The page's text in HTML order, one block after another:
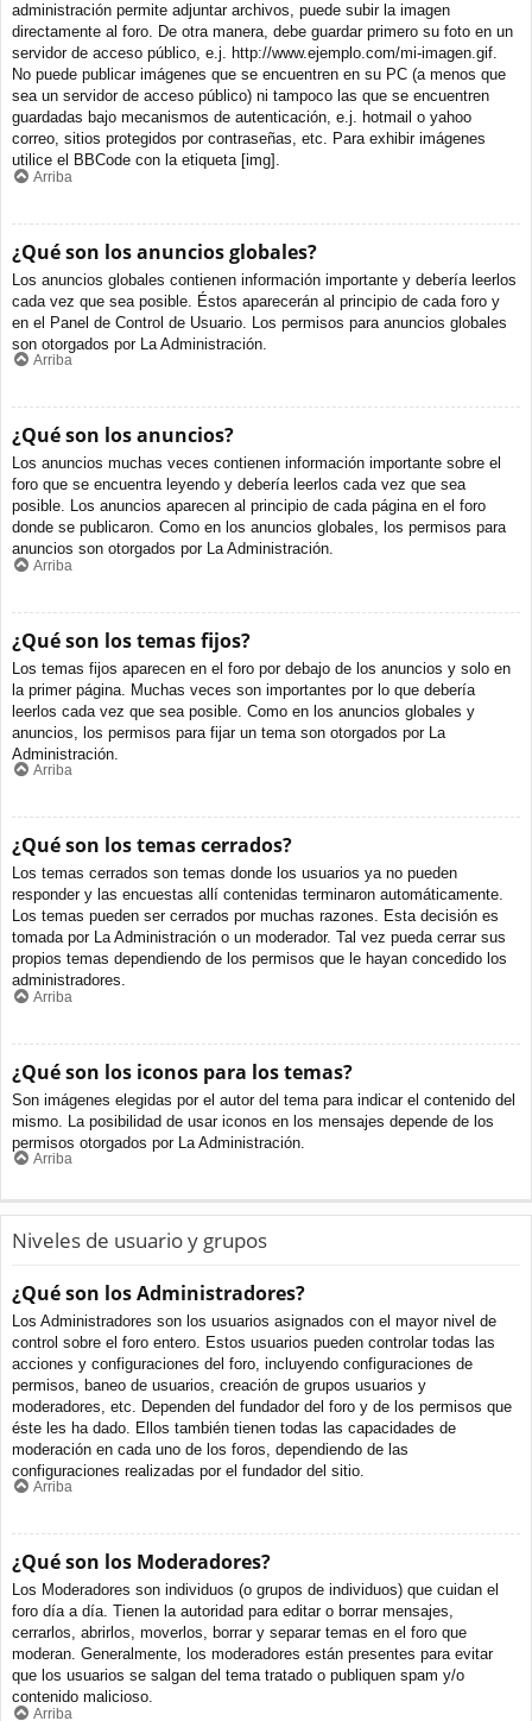
administración permite adjuntar archivos, puede subir la imagen
directamente al foro. De otra manera, debe guardar primero su foto en un
servidor de acceso público, e.j. http://www.ejemplo.com/mi-imagen.gif.
No puede publicar imágenes que se encuentren en su PC (a menos que
sea un servidor de acceso público) ni tampoco las que se encuentren
guardadas bajo mecanismos de autenticación, e.j. hotmail o yahoo
correo, sitios protegidos por contraseñas, etc. Para exhibir imágenes
utilice el BBCode con la etiqueta [img].
Arriba
¿Qué son los anuncios globales?
Los anuncios globales contienen información importante y debería leerlos
cada vez que sea posible. Éstos aparecerán al principio de cada foro y
en el Panel de Control de Usuario. Los permisos para anuncios globales
son otorgados por La Administración.
Arriba
¿Qué son los anuncios?
Los anuncios muchas veces contienen información importante sobre el
foro que se encuentra leyendo y debería leerlos cada vez que sea
posible. Los anuncios aparecen al principio de cada página en el foro
donde se publicaron. Como en los anuncios globales, los permisos para
anuncios son otorgados por La Administración.
Arriba
¿Qué son los temas fijos?
Los temas fijos aparecen en el foro por debajo de los anuncios y solo en
la primer página. Muchas veces son importantes por lo que debería
leerlos cada vez que sea posible. Como en los anuncios globales y
anuncios, los permisos para fijar un tema son otorgados por La
Administración.
Arriba
¿Qué son los temas cerrados?
Los temas cerrados son temas donde los usuarios ya no pueden
responder y las encuestas allí contenidas terminaron automáticamente.
Los temas pueden ser cerrados por muchas razones. Esta decisión es
tomada por La Administración o un moderador. Tal vez pueda cerrar sus
propios temas dependiendo de los permisos que le hayan concedido los
administradores.
Arriba
¿Qué son los iconos para los temas?
Son imágenes elegidas por el autor del tema para indicar el contenido del
mismo. La posibilidad de usar iconos en los mensajes depende de los
permisos otorgados por La Administración.
Arriba
Niveles de usuario y grupos
¿Qué son los Administradores?
Los Administradores son los usuarios asignados con el mayor nivel de
control sobre el foro entero. Estos usuarios pueden controlar todas las
acciones y configuraciones del foro, incluyendo configuraciones de
permisos, baneo de usuarios, creación de grupos usuarios y
moderadores, etc. Dependen del fundador del foro y de los permisos que
éste les ha dado. Ellos también tienen todas las capacidades de
moderación en cada uno de los foros, dependiendo de las
configuraciones realizadas por el fundador del sitio.
Arriba
¿Qué son los Moderadores?
Los Moderadores son individuos (o grupos de individuos) que cuidan el
foro día a día. Tienen la autoridad para editar o borrar mensajes,
cerrarlos, abrirlos, moverlos, borrar y separar temas en el foro que
moderan. Generalmente, los moderadores están presentes para evitar
que los usuarios se salgan del tema tratado o publiquen spam y/o
contenido malicioso.
Arriba